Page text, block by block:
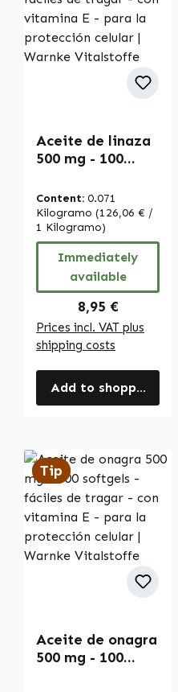
Aceite de linaza
500 mg - 100
de tragar - con
vitamina E - para
la protección
celular | Warnke
Vitalstoffe
Content: 0.071
Kilogramo (126,06 € /
1 Kilogramo)
Immediately
available
Regular price:
8,95 €
Prices incl. VAT plus
shipping costs
Add to shopping cart
Tip
Tip
Aceite de onagra
500 mg - 100